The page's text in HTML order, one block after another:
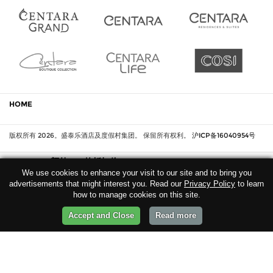
HOME
版权所有 2026。盛泰乐酒店及度假村集团。 保留所有权利。 沪ICP备16040954号
MEMBER 额外10%的折扣价
登录 OR 注册
特别优惠
We use cookies to enhance your visit to our site and to bring you
advertisements that might interest you. Read our Privacy Policy to learn
how to manage cookies on this site.
Accept and Close Read more